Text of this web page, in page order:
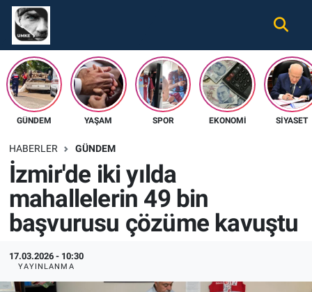
GÜNDEM YAŞAM SPOR EKONOMI SIYASET
HABERLER GÜNDEM
İzmir'de iki yılda
mahallelerin 49 bin
başvurusu çözüme kavuştu
17.03.2026 - 10:30
YAYINLANMA
Gündem
Ekonomi
Spor
Tüm Haberler
İletişim
Künye
Nöbetçi Eczaneler
Hava Durumu
Namaz Vakitleri
Süper Lig Puan Durumu ve Fikstür
Tüm Manşetler
Son Dakika Haberleri